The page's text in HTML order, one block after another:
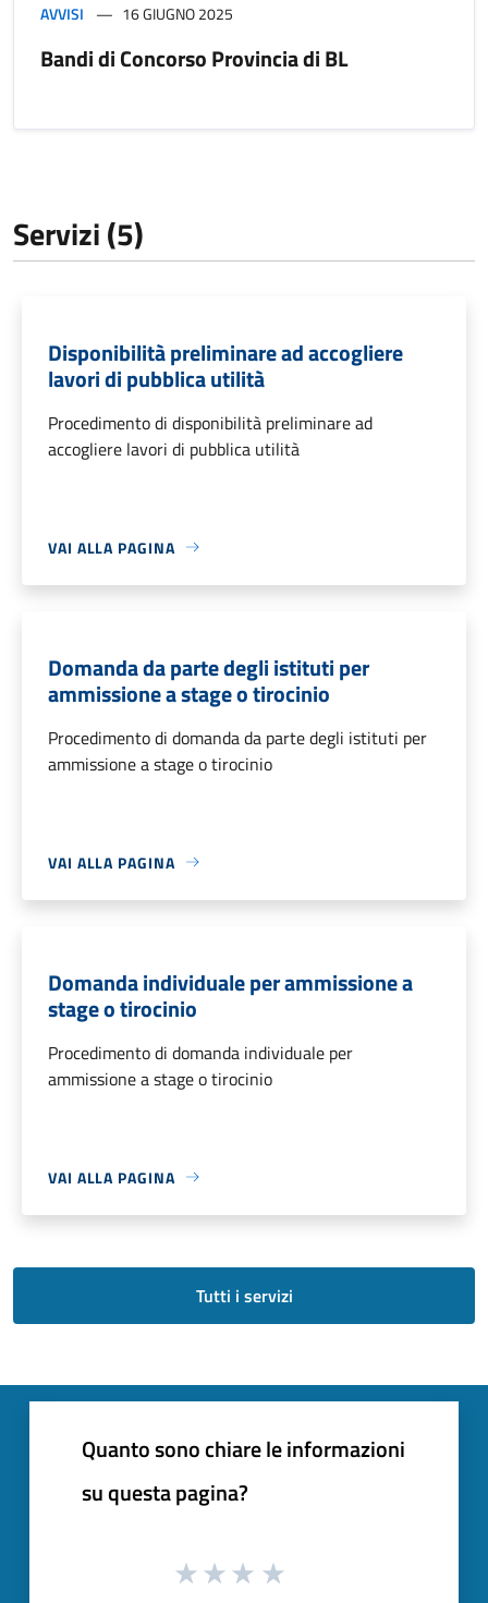
AVVISI 16 GIUGNO 2025
Bandi di Concorso Provincia di BL
Servizi (5)
Disponibilità preliminare ad accogliere
lavori di pubblica utilità
Procedimento di disponibilità preliminare ad
accogliere lavori di pubblica utilità
VAI ALLA PAGINA
Domanda da parte degli istituti per
ammissione a stage o tirocinio
Procedimento di domanda da parte degli istituti per
ammissione a stage o tirocinio
VAI ALLA PAGINA
Domanda individuale per ammissione a
stage o tirocinio
Procedimento di domanda individuale per
ammissione a stage o tirocinio
VAI ALLA PAGINA
Tutti i servizi
Quanto sono chiare le informazioni
su questa pagina?